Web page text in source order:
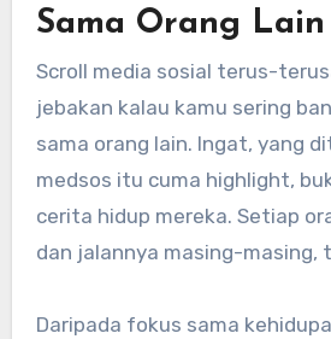
Sama Orang Lain
Scroll media sosial terus-
jebakan kalau kamu sering
sama orang lain. Ingat, yang
medsos itu cuma highlight,
cerita hidup mereka. Setiap
dan jalannya masing-masing,
Daripada fokus sama